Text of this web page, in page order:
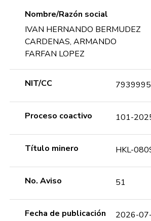
Nombre/Razón social
IVAN HERNANDO BERMUDEZ
CARDENAS, ARMANDO
FARFAN LOPEZ
NIT/CC
Proceso coactivo 101-
Título minero HKL-
No. Aviso 51
Fecha de publicación 2026-